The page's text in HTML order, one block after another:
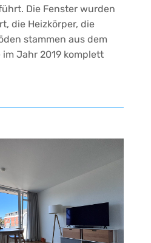
Die Fenster wurden
die Heizkörper, die
stammen aus dem
Jahr 2019 komplett